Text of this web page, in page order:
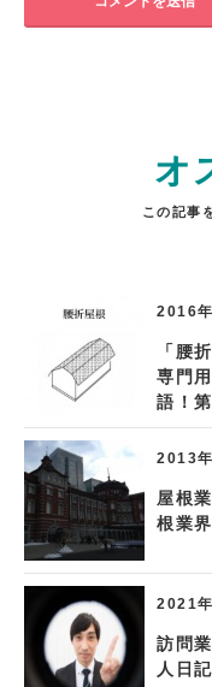
オ
この記事
2016
「腰
専門
語！
2013
屋根
根業
2021
訪問
人日記